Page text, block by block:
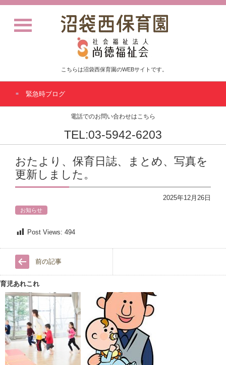
こちらは沼袋西保育園のWEBサイトです。
緊急時ブログ
電話でのお問い合わせはこちら
TEL:03-5942-6203
おたより、保育日誌、まとめ、写真を
更新しました。
2025年12月26日
お知らせ
Post Views: 494
前の記事
育児あれこれ